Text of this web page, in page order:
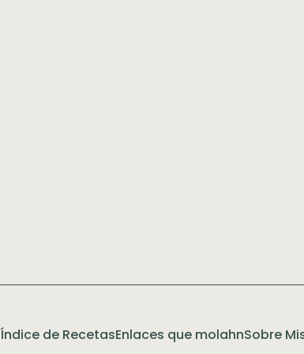
Índice de RecetasEnlaces que molahnSobre